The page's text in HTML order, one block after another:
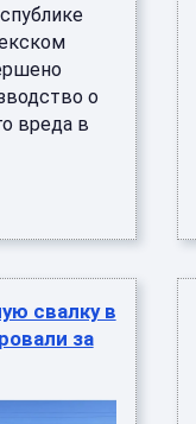
о
вреда в
свалку в
за